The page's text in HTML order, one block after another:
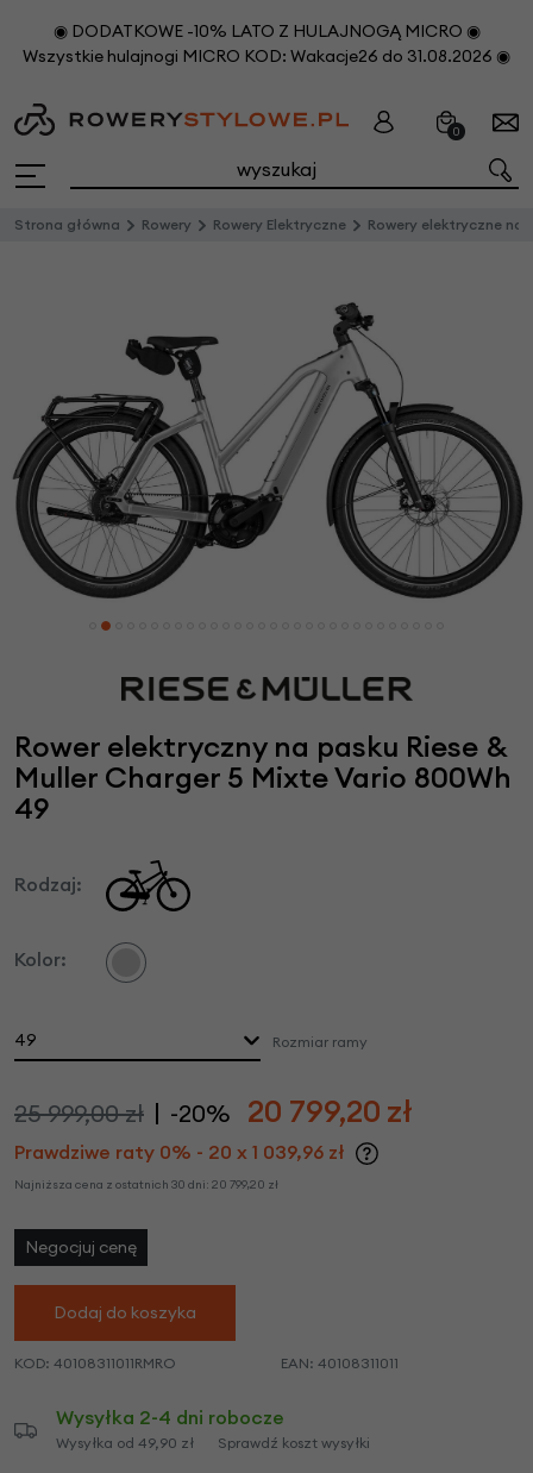
◉ DODATKOWE -10% LATO Z HULAJNOGĄ MICRO ◉
Wszystkie hulajnogi MICRO KOD: Wakacje26 do 31.08.2026 ◉
0
Strona główna Rowery Rowery Elektryczne Rowery elektryczne na
Rower elektryczny na pasku Riese &
Muller Charger 5 Mixte Vario 800Wh
49
Rodzaj:
Kolor:
49 Rozmiar ramy
25 999,00 zł -20% 20 799,20 zł
Prawdziwe raty 0% - 20 x 1 039,96 zł
Najniższa cena z ostatnich 30 dni: 20 799,20 zł
Negocjuj cenę
Dodaj do koszyka
KOD: 40108311011RMRO EAN: 40108311011
Wysyłka 2-4 dni robocze
Wysyłka od 49,90 zł Sprawdź koszt wysyłki